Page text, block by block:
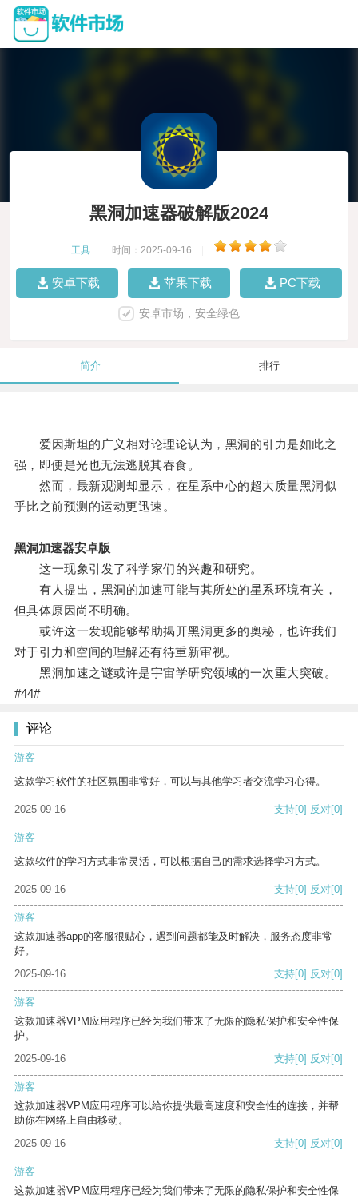
黑洞加速器破解版2024
工具 时间：2025-09-16
安卓下载 苹果下载 PC下载
安卓市场，安全绿色
简介 排行
爱因斯坦的广义相对论理论认为，黑洞的引力是如此之
强，即便是光也无法逃脱其吞食。
然而，最新观测却显示，在星系中心的超大质量黑洞似
乎比之前预测的运动更迅速。
黑洞加速器安卓版
这一现象引发了科学家们的兴趣和研究。
有人提出，黑洞的加速可能与其所处的星系环境有关，
但具体原因尚不明确。
或许这一发现能够帮助揭开黑洞更多的奥秘，也许我们
对于引力和空间的理解还有待重新审视。
黑洞加速之谜或许是宇宙学研究领域的一次重大突破。
#44#
评论
游客
这款学习软件的社区氛围非常好，可以与其他学习者交流学习心得。
2025-09-16 支持[0] 反对[0]
游客
这款软件的学习方式非常灵活，可以根据自己的需求选择学习方式。
2025-09-16 支持[0] 反对[0]
游客
这款加速器app的客服很贴心，遇到问题都能及时解决，服务态度非常
好。
2025-09-16
支持[0] 反对[0]
游客
这款加速器VPM应用程序已经为我们带来了无限的隐私保护和安全性保
护。
2025-09-16
支持[0] 反对[0]
游客
这款加速器VPM应用程序可以给你提供最高速度和安全性的连接，并帮
助你在网络上自由移动。
2025-09-16
支持[0] 反对[0]
游客
这款加速器VPM应用程序已经为我们带来了无限的隐私保护和安全性保